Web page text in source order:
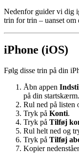
Nedenfor guider vi dig
trin for trin – uanset om
iPhone (iOS)
Følg disse trin på din
Åbn appen
på din startskærm.
Rul ned på listen
Tryk på Konti.
Tryk på Tilføj
Rul helt ned og
Tryk på Tilføj
Kopier